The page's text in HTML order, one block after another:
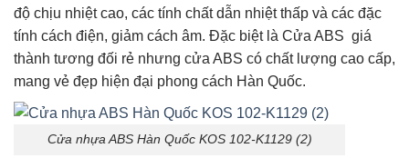
độ chịu nhiệt cao, các tính chất dẫn nhiệt thấp và các đặc
tính cách điện, giảm cách âm. Đặc biệt là Cửa ABS giá
thành tương đối rẻ nhưng cửa ABS có chất lượng cao cấp,
mang vẻ đẹp hiện đại phong cách Hàn Quốc.
Cửa nhựa ABS Hàn Quốc KOS 102-K1129 (2)